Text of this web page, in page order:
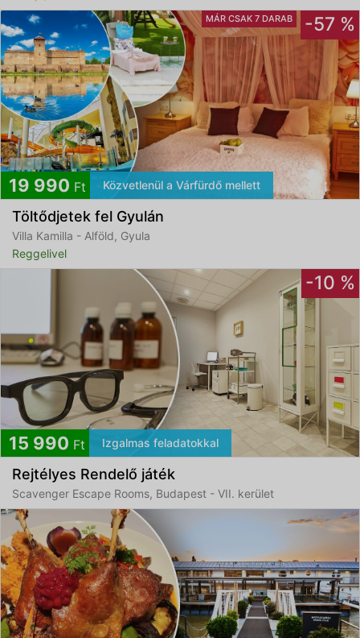
MÁR CSAK 7 DARAB -57 %
19 990 Ft Közvetlenül a Várfürdő mellett
Töltődjetek fel Gyulán
Villa Kamilla - Alföld, Gyula
Reggelivel
-10 %
15 990 Ft Izgalmas feladatokkal
Rejtélyes Rendelő játék
Scavenger Escape Rooms, Budapest - VII. kerület